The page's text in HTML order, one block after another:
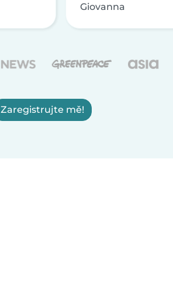
Giovanna
Zaregistrujte mě!